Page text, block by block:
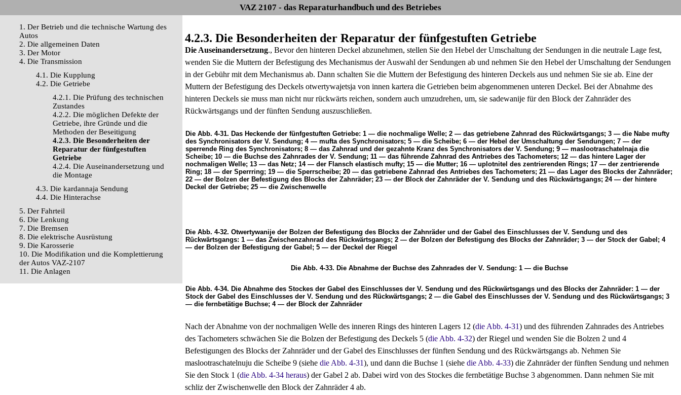
VAZ 2107 - das Reparaturhandbuch und des Betriebes
1. Der Betrieb und die technische Wartung des
Autos
2. Die allgemeinen Daten
3. Der Motor
4. Die Transmission
4.1. Die Kupplung
4.2. Die Getriebe
4.2.1. Die Prüfung des technischen
Zustandes
4.2.2. Die möglichen Defekte der
Getriebe, ihre Gründe und die
Methoden der Beseitigung
4.2.3. Die Besonderheiten der
Reparatur der fünfgestuften
Getriebe
4.2.4. Die Auseinandersetzung und
die Montage
4.3. Die kardannaja Sendung
4.4. Die Hinterachse
5. Der Fahrteil
6. Die Lenkung
7. Die Bremsen
8. Die elektrische Ausrüstung
9. Die Karosserie
10. Die Modifikation und die Komplettierung
der Autos VAZ-2107
11. Die Anlagen
4.2.3. Die Besonderheiten der Reparatur der fünfgestuften Getriebe
Die Auseinandersetzung., Bevor den hinteren Deckel abzunehmen, stellen Sie den Hebel der Umschaltung der Sendungen in die neutrale Lage fest,
wenden Sie die Muttern der Befestigung des Mechanismus der Auswahl der Sendungen ab und nehmen Sie den Hebel der Umschaltung der Sendungen
in der Gebühr mit dem Mechanismus ab. Dann schalten Sie die Muttern der Befestigung des hinteren Deckels aus und nehmen Sie sie ab. Eine der
Muttern der Befestigung des Deckels otwertywajetsja von innen kartera die Getrieben beim abgenommenen unteren Deckel. Bei der Abnahme des
hinteren Deckels sie muss man nicht nur rückwärts reichen, sondern auch umzudrehen, um, sie sadewanije für den Block der Zahnräder des
Rückwärtsgangs und der fünften Sendung auszuschließen.
Die Abb. 4-31. Das Heckende der fünfgestuften Getriebe: 1 — die nochmalige Welle; 2 — das getriebene Zahnrad des Rückwärtsgangs; 3 — die Nabe mufty
des Synchronisators der V. Sendung; 4 — mufta des Synchronisators; 5 — die Scheibe; 6 — der Hebel der Umschaltung der Sendungen; 7 — der
sperrende Ring des Synchronisators; 8 — das Zahnrad und der gezahnte Kranz des Synchronisators der V. Sendung; 9 — maslootraschatelnaja die
Scheibe; 10 — die Buchse des Zahnrades der V. Sendung; 11 — das führende Zahnrad des Antriebes des Tachometers; 12 — das hintere Lager der
nochmaligen Welle; 13 — das Netz; 14 — der Flansch elastisch mufty; 15 — die Mutter; 16 — uplotnitel des zentrierenden Rings; 17 — der zentrierende
Ring; 18 — der Sperrring; 19 — die Sperrscheibe; 20 — das getriebene Zahnrad des Antriebes des Tachometers; 21 — das Lager des Blocks der Zahnräder;
22 — der Bolzen der Befestigung des Blocks der Zahnräder; 23 — der Block der Zahnräder der V. Sendung und des Rückwärtsgangs; 24 — der hintere
Deckel der Getriebe; 25 — die Zwischenwelle
Die Abb. 4-32. Otwertywanije der Bolzen der Befestigung des Blocks der Zahnräder und der Gabel des Einschlusses der V. Sendung und des
Rückwärtsgangs: 1 — das Zwischenzahnrad des Rückwärtsgangs; 2 — der Bolzen der Befestigung des Blocks der Zahnräder; 3 — der Stock der Gabel; 4
— der Bolzen der Befestigung der Gabel; 5 — der Deckel der Riegel
Die Abb. 4-33. Die Abnahme der Buchse des Zahnrades der V. Sendung: 1 — die Buchse
Die Abb. 4-34. Die Abnahme des Stockes der Gabel des Einschlusses der V. Sendung und des Rückwärtsgangs und des Blocks der Zahnräder: 1 — der
Stock der Gabel des Einschlusses der V. Sendung und des Rückwärtsgangs; 2 — die Gabel des Einschlusses der V. Sendung und des Rückwärtsgangs; 3
— die fernbetätige Buchse; 4 — der Block der Zahnräder
Nach der Abnahme von der nochmaligen Welle des inneren Rings des hinteren Lagers 12 (die Abb. 4-31) und des führenden Zahnrades des Antriebes
des Tachometers schwächen Sie die Bolzen der Befestigung des Deckels 5 (die Abb. 4-32) der Riegel und wenden Sie die Bolzen 2 und 4
Befestigungen des Blocks der Zahnräder und der Gabel des Einschlusses der fünften Sendung und des Rückwärtsgangs ab. Nehmen Sie
maslootraschatelnuju die Scheibe 9 (siehe die Abb. 4-31), und dann die Buchse 1 (siehe die Abb. 4-33) die Zahnräder der fünften Sendung und nehmen
Sie den Stock 1 (die Abb. 4-34 heraus) der Gabel 2 ab. Dabei wird von des Stockes die fernbetätige Buchse 3 abgenommen. Dann nehmen Sie mit
schliz der Zwischenwelle den Block der Zahnräder 4 ab.